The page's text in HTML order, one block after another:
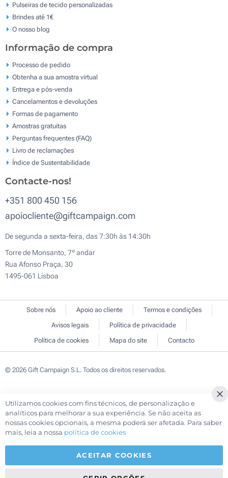
Pulseiras de tecido personalizadas
Brindes até 1€
O nosso blog
Informação de compra
Processo de pedido
Obtenha a sua amostra virtual
Entrega e pós-venda
Cancelamentos e devoluções
Formas de pagamento
Amostras gratuitas
Perguntas frequentes (FAQ)
Livro de reclamaçōes
Índice de Sustentabilidade
Contacte-nos!
+351 800 450 156
apoiocliente@giftcampaign.com
De segunda a sexta-feira, das 7:30h às 14:30h
Torre de Monsanto, 7º andar
Rua Afonso Praça, 30
1495-061 Lisboa
Sobre nós Apoio ao cliente
Termos e condições
Avisos legais
Política de privacidade
Política de cookies
Mapa do site Contacto
© 2026 Gift Campaign S.L. Todos os direitos reservados.
Utilizamos cookies com fins técnicos, de personalização e
analíticos para melhorar a sua experiência. Se não aceita as
nossas cookies opcionais, a mesma poderá ser afetada. Para saber
mais, leia a nossa política de cookies
ACEITAR COOKIES